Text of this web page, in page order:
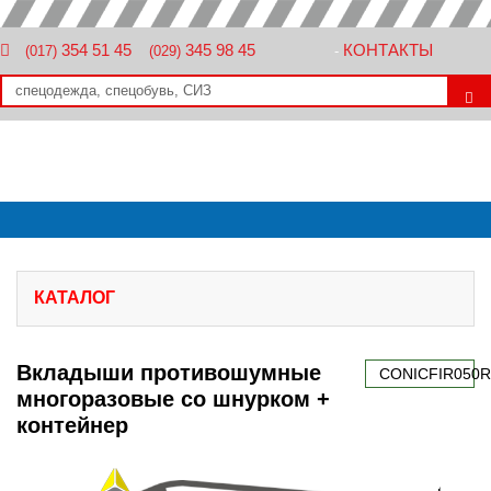
(017) 354 51 45 (029) 345 98 45 - КОНТАКТЫ
КАТАЛОГ
Вкладыши противошумные
многоразовые со шнурком +
контейнер
CONICFIR050R